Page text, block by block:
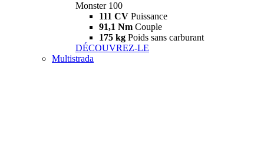
Monster 100
111 CV Puissance
91,1 Nm Couple
175 kg Poids sans carburant
DÉCOUVREZ-LE
Multistrada